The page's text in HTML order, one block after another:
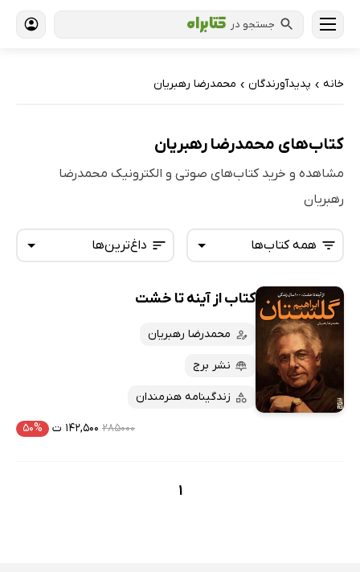
جستجو در
خانه › پدیدآورندگان › محمدرضا رهبریان
کتاب‌های محمدرضا رهبریان
مشاهده و خرید کتاب‌های صوتی و الکترونیک محمدرضا
رهبریان
داغ‌ترین‌ها
تازه‌ها
داغ‌ترین‌ها
پربحث‌ها
ارزان ترین‌ها
همه کتاب‌ها
همه کتاب‌ها
کتاب‌های صوتی
کتاب‌های متنی
کتاب از آینه تا خشت
محمدرضا رهبریان
نشر برج
زندگینامه هنرمندان
۲۸۵۰۰۰ ۱۴۲,۵۰۰ ت ۵۰%
1